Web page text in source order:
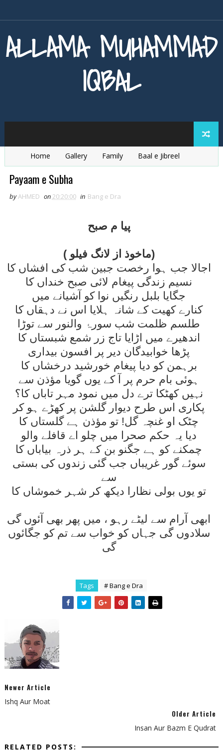
ALLAMA MUHAMMAD
IQBAL
Home Gallery Family
Baal e Jibreel
Zarb e Kaleem
Payaam e Subha
byAHMED on20:20:00 in Bang e Dra
پيا م صبح
( ماخوذ از لانگ فيلو)
اجالا جب ہوا رخصت جبين شب کی افشاں کا
نسيم زندگی پيغام لائی صبح خنداں کا
جگايا بلبل رنگيں نوا کو آشيانے ميں
کنارے کھيت کے شانہ ہلايا اس نے دہقاں کا
طلسم ظلمت شب سورۂ والنور سے توڑا
اندھيرے ميں اڑايا تاج زر شمع شبستاں کا
پڑھا خوابيدگان دير پر افسون بيداری
برہمن کو ديا پيغام خورشيد درخشاں کا
ہوئی بام حرم پر آ کے يوں گويا مؤذن سے
نہيں کھٹکا ترے دل ميں نمود مہر تاباں کا؟
پکاری اس طرح ديوار گلشن پر کھڑے ہو کر
چٹک او غنچہ گل! تو مؤذن ہے گلستاں کا
ديا يہ حکم صحرا ميں چلو اے قافلے والو
چمکنے کو ہے جگنو بن کے ہر ذرہ بياباں کا
سوئے گور غريباں جب گئی زندوں کی بستی
سے
تو يوں بولی نظارا ديکھ کر شہر خموشاں کا
ابھی آرام سے ليٹے رہو ، ميں پھر بھی آئوں گی
سلادوں گی جہاں کو خواب سے تم کو جگائوں
گی
Tags # Bang e Dra
Newer Article
Ishq Aur Moat
Older Article
Insan Aur Bazm E Qudrat
RELATED POSTS: